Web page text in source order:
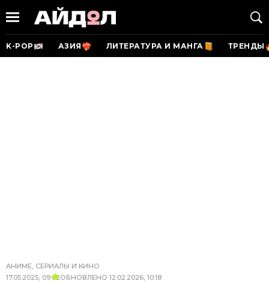
K-POP АЗИЯ ЛИТЕРАТУРА И МАНГА ТРЕНДЫ
АНИМЕ, СЕРИАЛЫ И КИНО
17.05.2025, 09:02ОБНОВЛЕНО 12.02.2026, 10:18